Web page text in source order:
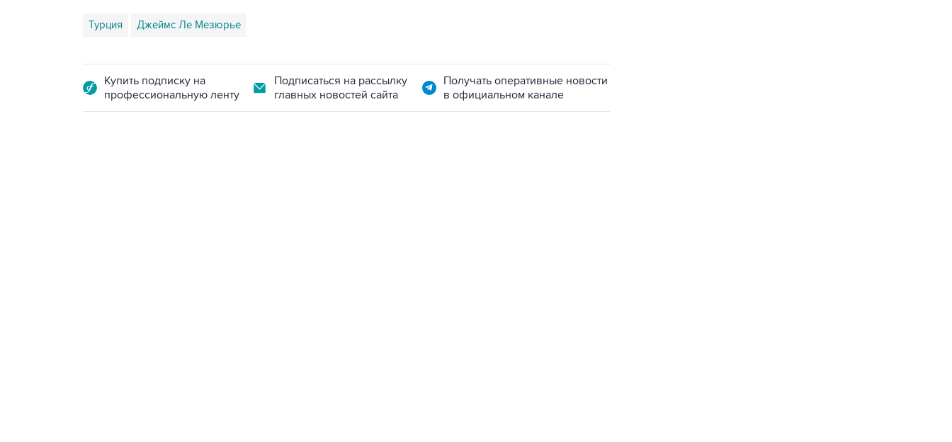
Турция Джеймс Ле Мезюрье
Купить подписку на
профессиональную ленту
Подписаться на рассылку
главных новостей сайта
Получать оперативные новости
в официальном канале